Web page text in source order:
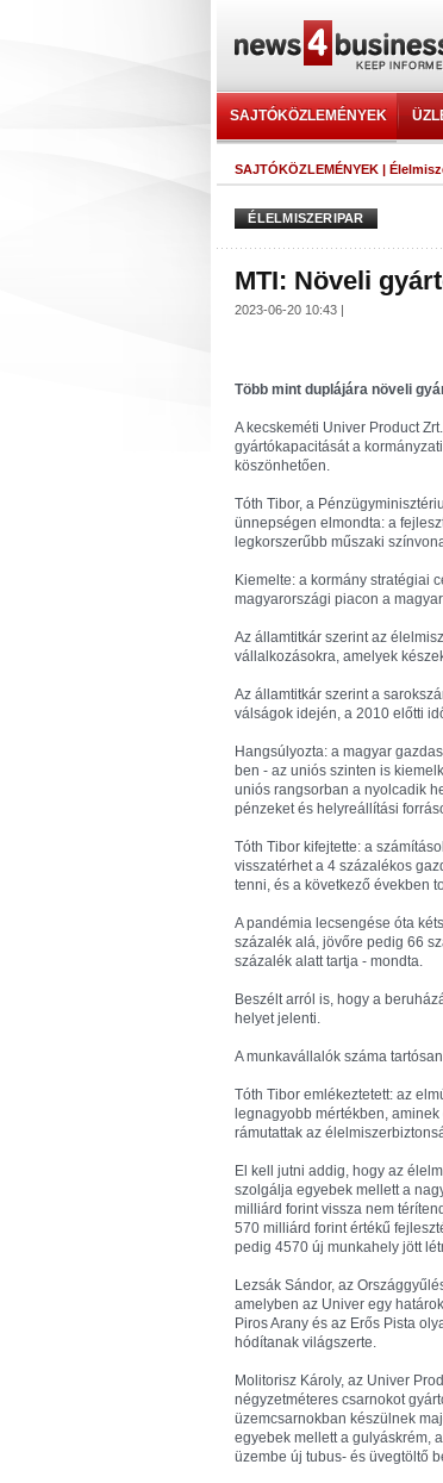
SAJTÓKÖZLEMÉNYEK
SAJTÓKÖZLEMÉNYEK |
ÉLELMISZERIPAR
MTI: Növeli
2023-06-20 10:43 |
Több mint duplájára növeli
A kecskeméti Univer Product
gyártókapacitását a
köszönhetően.
Tóth Tibor, a
ünnepségen elmondta: a
legkorszerűbb műszaki
Kiemelte: a kormány stratégiai
magyarországi piacon a
Az államtitkár szerint az
vállalkozásokra, amelyek
Az államtitkár szerint a
válságok idején, a 2010 előtti
Hangsúlyozta: a magyar
ben - az uniós szinten is
uniós rangsorban a nyolcadik
pénzeket és helyreállítási
Tóth Tibor kifejtette: a
visszatérhet a 4 százalékos
tenni, és a következő években
A pandémia lecsengése óta
százalék alá, jövőre pedig 66
százalék alatt tartja - mondta.
Beszélt arról is, hogy a
helyet jelenti.
A munkavállalók száma
Tóth Tibor emlékeztetett: az
legnagyobb mértékben,
rámutattak az
El kell jutni addig, hogy az
szolgálja egyebek mellett a
milliárd forint vissza nem
570 milliárd forint értékű
pedig 4570 új munkahely jött
Lezsák Sándor, az
amelyben az Univer egy
Piros Arany és az Erős Pista
hódítanak világszerte.
Molitorisz Károly, az Univer
négyzetméteres csarnokot
üzemcsarnokban készülnek
egyebek mellett a gulyáskrém,
üzembe új tubus- és üvegtöltő